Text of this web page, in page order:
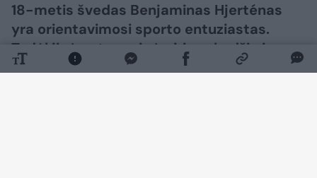
18-metis švedas Benjaminas Hjerténas
yra orientavimosi sporto entuziastas.
Todėl jis įpratęs prie įvairių vabzdžių ir
parazitų. Tačiau vaikinui erkė įsisiurbė